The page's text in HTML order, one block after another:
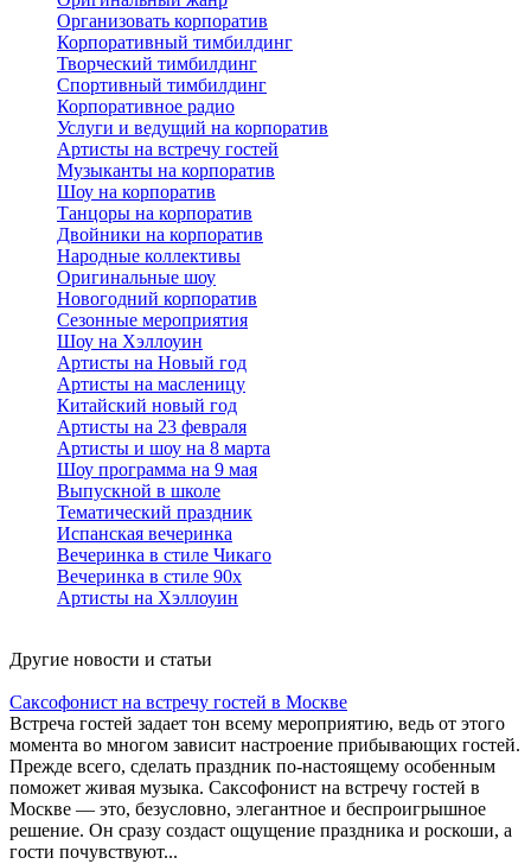
Организовать корпоратив
Корпоративный тимбилдинг
Творческий тимбилдинг
Спортивный тимбилдинг
Корпоративное радио
Услуги и ведущий на корпоратив
Артисты на встречу гостей
Музыканты на корпоратив
Шоу на корпоратив
Танцоры на корпоратив
Двойники на корпоратив
Народные коллективы
Оригинальные шоу
Новогодний корпоратив
Сезонные мероприятия
Шоу на Хэллоуин
Артисты на Новый год
Артисты на масленицу
Китайский новый год
Артисты на 23 февраля
Артисты и шоу на 8 марта
Шоу программа на 9 мая
Выпускной в школе
Тематический праздник
Испанская вечеринка
Вечеринка в стиле Чикаго
Вечеринка в стиле 90х
Артисты на Хэллоуин
Другие новости и статьи
Саксофонист на встречу гостей в Москве
Встреча гостей задает тон всему мероприятию, ведь от этого
момента во многом зависит настроение прибывающих гостей.
Прежде всего, сделать праздник по-настоящему особенным
поможет живая музыка. Саксофонист на встречу гостей в
Москве — это, безусловно, элегантное и беспроигрышное
решение. Он сразу создаст ощущение праздника и роскоши, а
гости почувствуют...